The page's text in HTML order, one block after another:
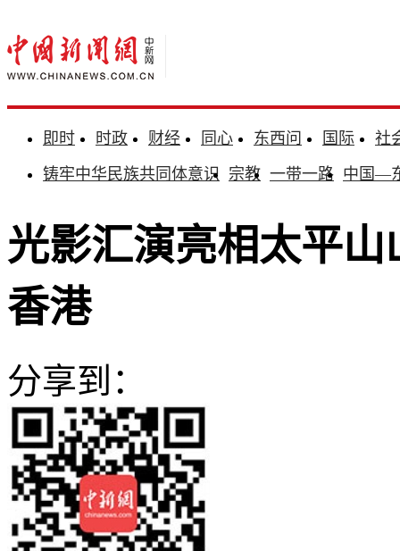
即时 时政 财经 同心 东西问 国际
社
铸牢中华民族共同体意识 宗教 一带一路 中国—
光影汇演亮相太平
香港
分享到：